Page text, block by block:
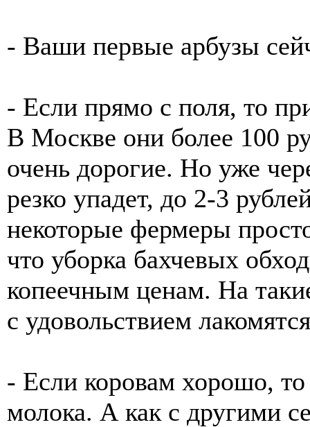
- Ваши первые арбузы
- Если прямо с поля, то
В Москве они более 100
очень дорогие. Но уже
резко упадет, до 2-3
некоторые фермеры
что уборка бахчевых
копеечным ценам. На
с удовольствием
- Если коровам хорошо,
молока. А как с другими